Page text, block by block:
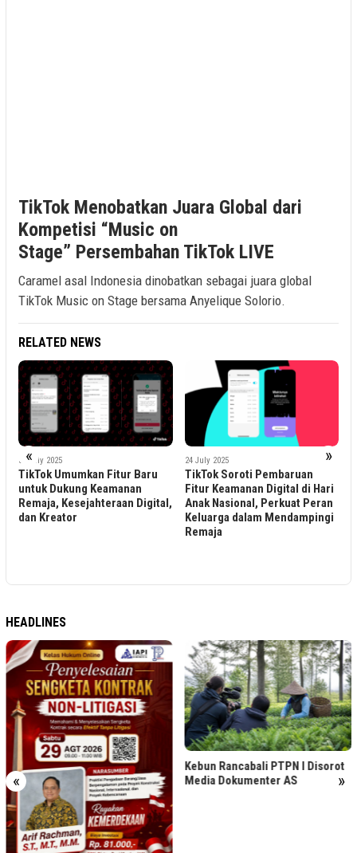
TikTok Menobatkan Juara Global dari
Kompetisi “Music on
Stage” Persembahan TikTok LIVE
Caramel asal Indonesia dinobatkan sebagai juara global
TikTok Music on Stage bersama Anyelique Solorio.
RELATED NEWS
« »
31 July 2025
TikTok Umumkan Fitur Baru
untuk Dukung Keamanan
Remaja, Kesejahteraan Digital,
dan Kreator
24 July 2025
TikTok Soroti Pembaruan
Fitur Keamanan Digital di Hari
Anak Nasional, Perkuat Peran
Keluarga dalam Mendampingi
Remaja
HEADLINES
« »
Kebun Rancabali PTPN I Disorot
Media Dokumenter AS